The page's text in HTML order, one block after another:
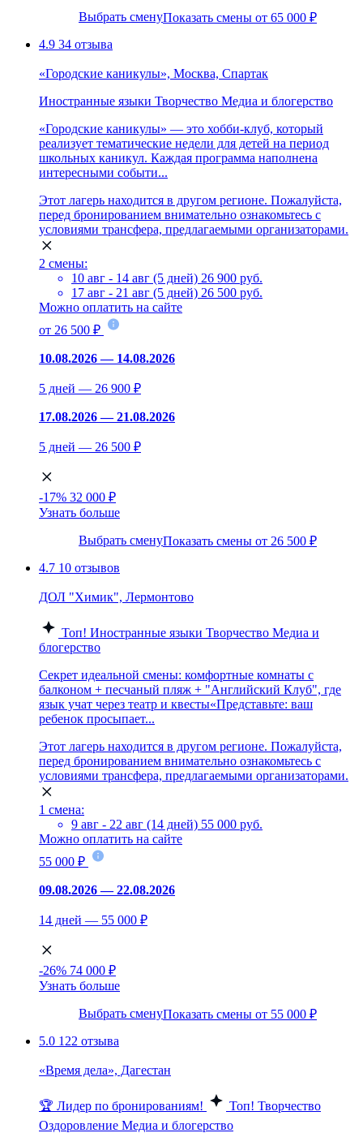
Выбрать сменуПоказать смены от 65 000 ₽
4.9 34 отзыва
«Городские каникулы», Москва, Спартак
Иностранные языки Творчество Медиа и блогерство
«Городские каникулы» — это хобби-клуб, который
реализует тематические недели для детей на период
школьных каникул. Каждая программа наполнена
интересными событи...
Этот лагерь находится в другом регионе. Пожалуйста,
перед бронированием внимательно ознакомьтесь с
условиями трансфера, предлагаемыми организаторами.
2 смены:
10 авг - 14 авг (5 дней) 26 900 руб.
17 авг - 21 авг (5 дней) 26 500 руб.
Можно оплатить на сайте
от 26 500 ₽
10.08.2026 — 14.08.2026
5 дней — 26 900 ₽
17.08.2026 — 21.08.2026
5 дней — 26 500 ₽
-17% 32 000 ₽
Узнать больше
Выбрать сменуПоказать смены от 26 500 ₽
4.7 10 отзывов
ДОЛ "Химик", Лермонтово
Топ! Иностранные языки Творчество Медиа и
блогерство
Секрет идеальной смены: комфортные комнаты с
балконом + песчаный пляж + "Английский Клуб", где
язык учат через театр и квесты«Представьте: ваш
ребенок просыпает...
Этот лагерь находится в другом регионе. Пожалуйста,
перед бронированием внимательно ознакомьтесь с
условиями трансфера, предлагаемыми организаторами.
1 смена:
9 авг - 22 авг (14 дней) 55 000 руб.
Можно оплатить на сайте
55 000 ₽
09.08.2026 — 22.08.2026
14 дней — 55 000 ₽
-26% 74 000 ₽
Узнать больше
Выбрать сменуПоказать смены от 55 000 ₽
5.0 122 отзыва
«Время дела», Дагестан
🏆 Лидер по бронированиям! Топ! Творчество
Оздоровление Медиа и блогерство